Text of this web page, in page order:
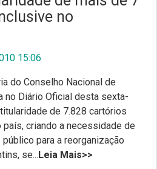
no
15:06
do Conselho Nacional de
no Diário Oficial desta sexta-
de 7.828 cartórios
criando a necessidade de
para a reorganização
se...Leia Mais>>